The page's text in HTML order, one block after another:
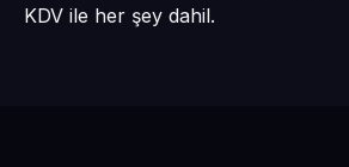
KDV ile her şey dahil.